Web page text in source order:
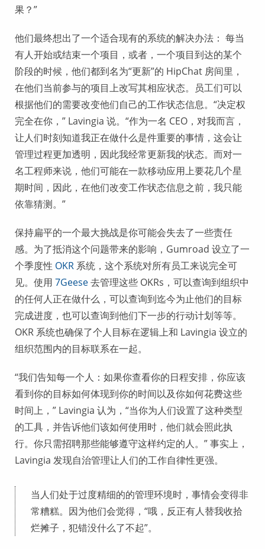
果？”
他们最终想出了一个适合现有的系统的解决办法： 每当
有人开始或结束一个项目，或者，一个项目到达的某个
阶段的时候，他们都到名为“更新”的 HipChat 房间里，
在他们当前参与的项目上改写其相应状态。员工们可以
根据他们的需要改变他们自己的工作状态信息。“决定权
完全在你，” Lavingia 说。“作为一名 CEO，对我而言，
让人们时刻知道我正在做什么是件重要的事情，这会让
管理过程更加透明，因此我经常更新我的状态。而对一
名工程师来说，他们可能在一款移动应用上要花几个星
期时间，因此，在他们改变工作状态信息之前，我只能
依靠猜测。”
保持扁平的一个最大挑战是你可能会失去了一些责任
感。为了抵消这个问题带来的影响，Gumroad 设立了一
个季度性 OKR 系统，这个系统对所有员工来说完全可
见。使用 7Geese去管理这些 OKRs，可以查询到组织中
的任何人正在做什么，可以查询到迄今为止他们的目标
完成进度，也可以查询到他们下一步的行动计划等等。
OKR 系统也确保了个人目标在逻辑上和 Lavingia 设立的
组织范围内的目标联系在一起。
“我们告知每一个人：如果你查看你的日程安排，你应该
看到你的目标如何体现到你的时间以及你如何花费这些
时间上，” Lavingia 认为，“当你为人们设置了这种类型
的工具，并告诉他们该如何使用时，他们就会照此执
行。你只需招聘那些能够遵守这样约定的人。” 事实上，
Lavingia 发现自治管理让人们的工作自律性更强。
当人们处于过度精细的的管理环境时，事情会变得非
常糟糕。因为他们会觉得，“哦，反正有人替我收拾
烂摊子，犯错没什么了不起”。